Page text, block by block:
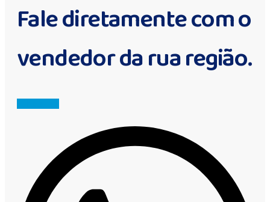
Fale diretamente com o
vendedor da rua região.